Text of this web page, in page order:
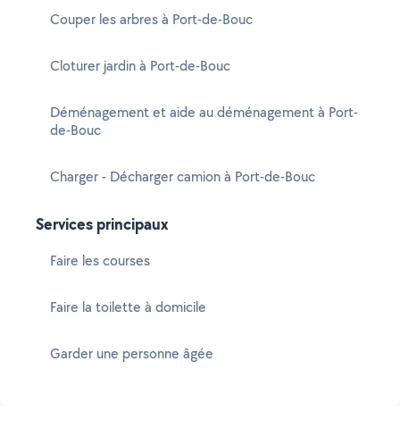
Couper les arbres à Port-de-Bouc
Cloturer jardin à Port-de-Bouc
Déménagement et aide au déménagement à Port-
de-Bouc
Charger - Décharger camion à Port-de-Bouc
Services principaux
Faire les courses
Faire la toilette à domicile
Garder une personne âgée